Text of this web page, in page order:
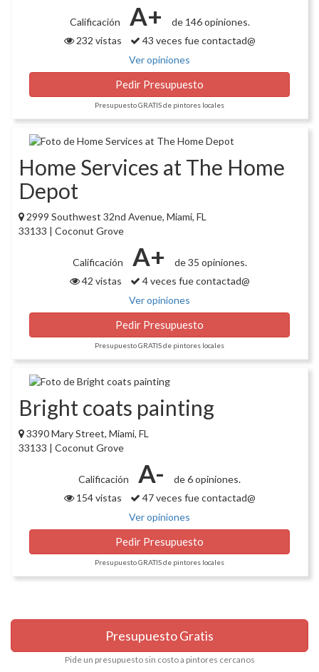
Calificación A+
de 146 opiniones.
232 vistas
43 veces fue contactad@
Ver opiniones
Pedir Presupuesto
Presupuesto GRATIS de pintores locales
Home Services at The Home
Depot
2999 Southwest 32nd Avenue, Miami, FL
33133 | Coconut Grove
Calificación A+
de 35 opiniones.
42 vistas
4 veces fue contactad@
Ver opiniones
Pedir Presupuesto
Presupuesto GRATIS de pintores locales
Bright coats painting
3390 Mary Street, Miami, FL
33133 | Coconut Grove
Calificación A-
de 6 opiniones.
154 vistas
47 veces fue contactad@
Ver opiniones
Pedir Presupuesto
Presupuesto GRATIS de pintores locales
Presupuesto Gratis
Pide un presupuesto sin costo a pintores cercanos